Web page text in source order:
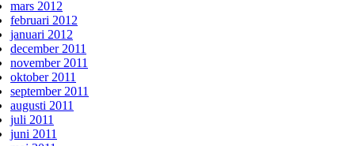
mars 2012
februari 2012
januari 2012
december 2011
november 2011
oktober 2011
september 2011
augusti 2011
juli 2011
juni 2011